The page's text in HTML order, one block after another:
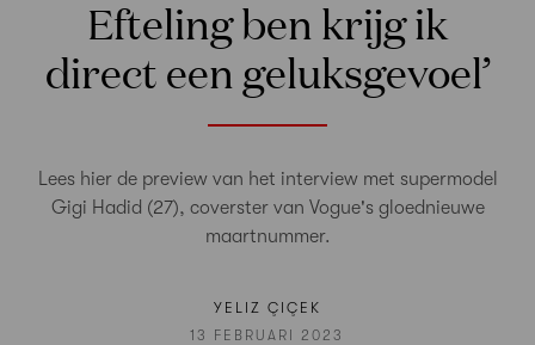
Efteling ben krijg ik
direct een geluksgevoel’
Lees hier de preview van het interview met supermodel
Gigi Hadid (27), coverster van Vogue's gloednieuwe
maartnummer.
YELIZ ÇIÇEK
13 FEBRUARI 2023